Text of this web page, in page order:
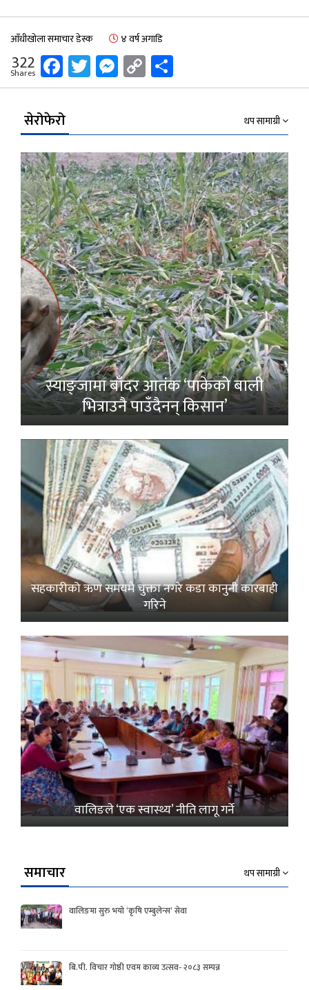
आँधीखोला समाचार डेस्क ४ वर्ष अगाडि
322
Shares Facebook
Twitter
Messenger
Copy
Link
सेरोफेरो थप सामाग्री
स्याङ्जामा बाँदर आतंक ‘पाकेको बाली
भित्राउनै पाउँदैनन् किसान’
सहकारीको ऋण समयमै चुक्ता नगरे कडा कानुनी कारबाही
गरिने
वालिङले ‘एक स्वास्थ्य’ नीति लागू गर्ने
समाचार थप सामाग्री
वालिङमा सुरु भयो ‘कृषि एम्बुलेन्स’ सेवा
बि.पी. विचार गोष्ठी एवम काव्य उत्सव- २०८३ सम्पन्न